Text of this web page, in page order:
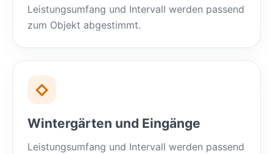
Leistungsumfang und Intervall werden passend
zum Objekt abgestimmt.
◇
Wintergärten und Eingänge
Leistungsumfang und Intervall werden passend